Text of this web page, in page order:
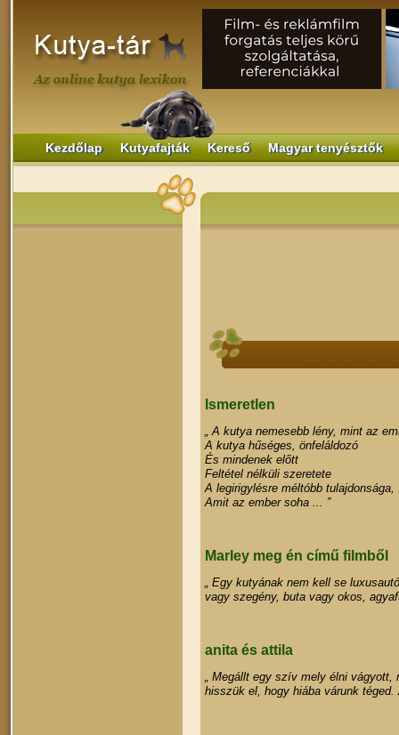
Kezdőlap Kutyafajták Kereső Magyar tenyésztők
Ismeretlen
„ A kutya nemesebb lény, mint az
A kutya hűséges, önfeláldozó
És mindenek előtt
Feltétel nélküli szeretete
A legirigylésre méltóbb tulajdonsága,
Amit az ember soha ... ”
Marley meg én című filmből
„ Egy kutyának nem kell se
vagy szegény, buta vagy okos,
anita és attila
„ Megállt egy szív mely élni
hisszük el, hogy hiába várunk téged.